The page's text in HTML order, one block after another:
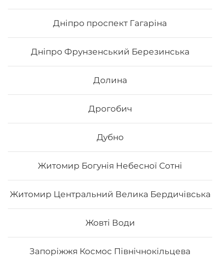
Дніпро проспект Гагаріна
Дніпро Фрунзенський Березинська
Долина
Дрогобич
Дубно
Житомир Богунія Небесної Сотні
Житомир Центральний Велика Бердичівська
Жовті Води
Запоріжжя Космос Північнокільцева
Філадельфія гриль з манго
Вага: 295 г Склад: норі, рис, сир філа, манго, лосось